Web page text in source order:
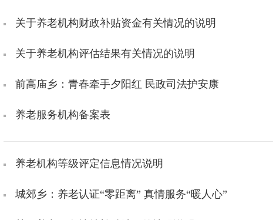
关于养老机构财政补贴资金有关情况的说明
关于养老机构评估结果有关情况的说明
前高庙乡：青春牵手夕阳红 民政司法护安康
养老服务机构备案表
养老机构等级评定信息情况说明
城郊乡：养老认证“零距离” 真情服务“暖人心”